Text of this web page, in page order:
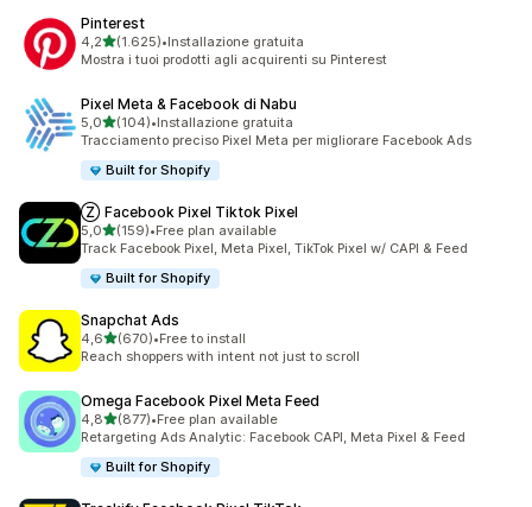
Pinterest
4,2stelle su 5
(1.625)
1625 recensioni totali
•Installazione gratuita
Mostra i tuoi prodotti agli acquirenti su Pinterest
Pixel Meta & Facebook di Nabu
5,0stelle su 5
(104)
104 recensioni totali
•Installazione gratuita
Tracciamento preciso Pixel Meta per migliorare Facebook Ads
Built for Shopify
Ⓩ Facebook Pixel Tiktok Pixel
5,0stelle su 5
(159)
159 recensioni totali
•Free plan available
Track Facebook Pixel, Meta Pixel, TikTok Pixel w/ CAPI & Feed
Built for Shopify
Snapchat Ads
4,6stelle su 5
(670)
670 recensioni totali
•Free to install
Reach shoppers with intent not just to scroll
Omega Facebook Pixel Meta Feed
4,8stelle su 5
(877)
877 recensioni totali
•Free plan available
Retargeting Ads Analytic: Facebook CAPI, Meta Pixel & Feed
Built for Shopify